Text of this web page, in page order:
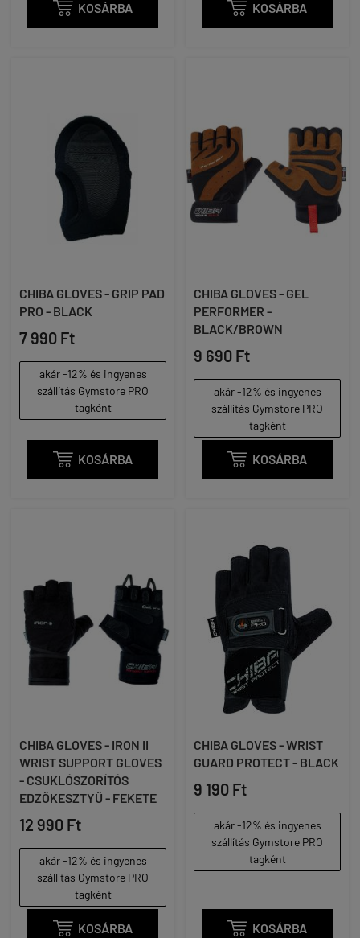
 KOSÁRBA  KOSÁRBA
CHIBA GLOVES - GRIP PAD
PRO - BLACK
7 990 Ft
akár -12% és ingyenes
szállítás Gymstore PRO
tagként
 KOSÁRBA
CHIBA GLOVES - GEL
PERFORMER -
BLACK/BROWN
9 690 Ft
akár -12% és ingyenes
szállítás Gymstore PRO
tagként
 KOSÁRBA
CHIBA GLOVES - IRON II
WRIST SUPPORT GLOVES
- CSUKLÓSZORÍTÓS
EDZŐKESZTYŰ - FEKETE
12 990 Ft
akár -12% és ingyenes
szállítás Gymstore PRO
tagként
 KOSÁRBA
CHIBA GLOVES - WRIST
GUARD PROTECT - BLACK
9 190 Ft
akár -12% és ingyenes
szállítás Gymstore PRO
tagként
 KOSÁRBA